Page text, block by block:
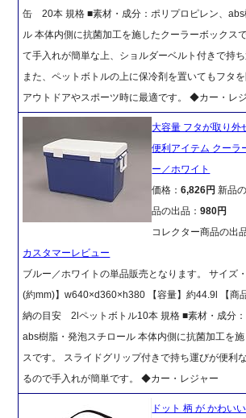
缶 20本 規格 ■素材・成分：ポリプロピレン、abs
ル 本体内側に抗菌加工を施したクーラーボックス
て手入れが簡単な上、ショルダーベルト付きで持ち
また、ペットボトルの上に保冷剤を置いてもフタ
アウトドアやスポーツ時に最適です。 ◆カー・レ
大容量 フタが取り外
便利アイテム クーラ
ー／ホワイト
価格：6,826円新品
品の出品：980円
コレクター商品の出
カスタマーレビュー
ブルー／ホワイトの単品販売となります。 サイズ
(約mm)】w640×d360×h380 【容量】約44.9l 【商
納の目安 2lペットボトル10本 規格 ■素材・成分：
abs樹脂・発泡スチロール 本体内側に抗菌加工を
スです。 スライドグリップ付きで持ち運びが便利
るので手入れが簡単です。 ◆カー・レジャー
ドット 柄 が かわい